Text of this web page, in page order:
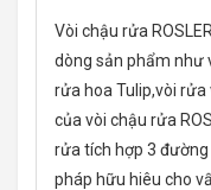
Vòi chậu rửa
dòng sản phẩm như
rửa hoa Tulip,vòi
của vòi chậu rửa
rửa tích hợp 3
pháp hữu hiêu cho